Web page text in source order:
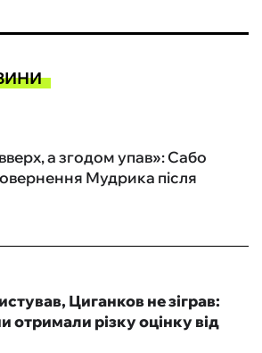
а згодом упав»: Сабо
Мудрика після
Циганков не зіграв:
отримали різку оцінку від